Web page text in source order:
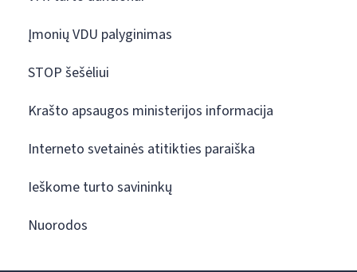
Įmonių VDU palyginimas
STOP šešėliui
Krašto apsaugos ministerijos informacija
Interneto svetainės atitikties paraiška
Ieškome turto savininkų
Nuorodos